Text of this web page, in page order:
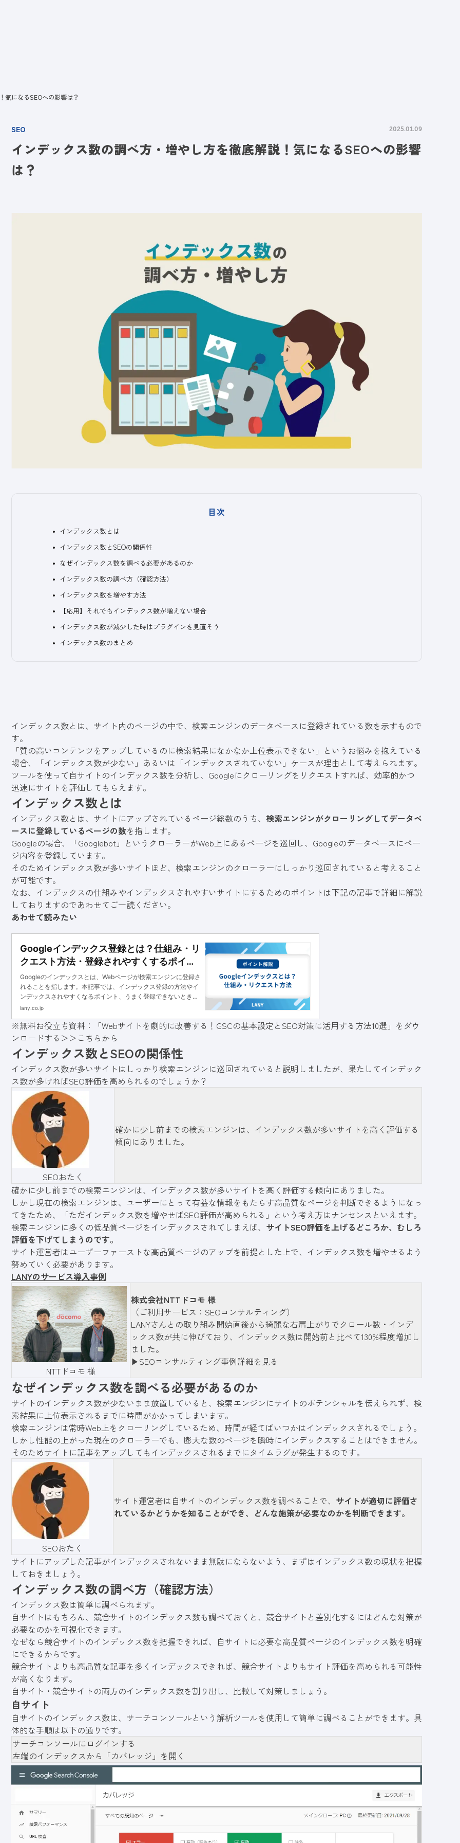
気になるSEOへの影響は？
SEO 2025.01.09
インデックス数の調べ方・増やし方を徹底解説！気になるSEOへの影響
は？
目次
インデックス数とは
インデックス数とSEOの関係性
なぜインデックス数を調べる必要があるのか
インデックス数の調べ方（確認方法）
インデックス数を増やす方法
【応用】それでもインデックス数が増えない場合
インデックス数が減少した時はプラグインを見直そう
インデックス数のまとめ
インデックス数とは、サイト内のページの中で、検索エンジンのデータベースに登録されている数を示すもので
す。
「質の高いコンテンツをアップしているのに検索結果になかなか上位表示できない」というお悩みを抱えている
場合、「インデックス数が少ない」あるいは「インデックスされていない」ケースが理由として考えられます。
ツールを使って自サイトのインデックス数を分析し、Googleにクローリングをリクエストすれば、効率的かつ
迅速にサイトを評価してもらえます。
インデックス数とは
インデックス数とは、サイトにアップされているページ総数のうち、 検索エンジンがクローリングしてデータベ
ースに登録しているページの数を指します。
Googleの場合、「Googlebot」というクローラーがWeb上にあるページを巡回し、Googleのデータベースにペー
ジ内容を登録しています。
そのためインデックス数が多いサイトほど、検索エンジンのクローラーにしっかり巡回されていると考えること
が可能です。
なお、インデックスの仕組みやインデックスされやすいサイトにするためのポイントは下記の記事で詳細に解説
しておりますのであわせてご一読ください。
あわせて読みたい
Googleインデックス登録とは？仕組み・リ
クエスト方法・登録されやすくするポイン
トまで解説
Googleのインデックスとは、Webページが検索エンジンに登録さ
れることを指します。本記事では、インデックス登録の方法やイ
ンデックスされやすくなるポイント、うまく登録できないときの
理由と対策を解説します。
lany.co.jp
※無料お役立ち資料：「Webサイトを劇的に改善する！GSCの基本設定とSEO対策に活用する方法10選」をダウ
ンロードする＞＞ こちらから
インデックス数とSEOの関係性
インデックス数が多いサイトはしっかり検索エンジンに巡回されていると説明しましたが、果たしてインデック
ス数が多ければSEO評価を高められるのでしょうか？
SEOおたく
確かに少し前までの検索エンジンは、インデックス数が多いサイトを高く評価する
傾向にありました。
確かに少し前までの検索エンジンは、インデックス数が多いサイトを高く評価する傾向にありました。
しかし現在の検索エンジンは、ユーザーにとって有益な情報をもたらす高品質なページを判断できるようになっ
てきたため、「ただインデックス数を増やせばSEO評価が高められる」という考え方はナンセンスといえます。
検索エンジンに多くの低品質ページをインデックスされてしまえば、 サイトSEO評価を上げるどころか、むしろ
評価を下げてしまうのです。
サイト運営者はユーザーファーストな高品質ページのアップを前提とした上で、インデックス数を増やせるよう
努めていく必要があります。
LANYのサービス導入事例
NTTドコモ 様
株式会社NTTドコモ 様
（ご利用サービス：SEOコンサルティング）
LANYさんとの取り組み開始直後から綺麗な右肩上がりでクロール数・インデ
ックス数が共に伸びており、インデックス数は開始前と比べて130%程度増加し
ました。
▶︎SEOコンサルティング事例詳細を見る
なぜインデックス数を調べる必要があるのか
サイトのインデックス数が少ないまま放置していると、検索エンジンにサイトのポテンシャルを伝えられず、検
索結果に上位表示されるまでに時間がかかってしまいます。
検索エンジンは常時Web上をクローリングしているため、時間が経てばいつかはインデックスされるでしょう。
しかし性能の上がった現在のクローラーでも、膨大な数のページを瞬時にインデックスすることはできません。
そのためサイトに記事をアップしてもインデックスされるまでにタイムラグが発生するのです。
SEOおたく
サイト運営者は自サイトのインデックス数を調べることで、 サイトが適切に評価さ
れているかどうかを知ることができ、どんな施策が必要なのかを判断できます。
サイトにアップした記事がインデックスされないまま無駄にならないよう、まずはインデックス数の現状を把握
しておきましょう。
インデックス数の調べ方（確認方法）
インデックス数は簡単に調べられます。
自サイトはもちろん、競合サイトのインデックス数も調べておくと、競合サイトと差別化するにはどんな対策が
必要なのかを可視化できます。
なぜなら競合サイトのインデックス数を把握できれば、自サイトに必要な高品質ページのインデックス数を明確
にできるからです。
競合サイトよりも高品質な記事を多くインデックスできれば、競合サイトよりもサイト評価を高められる可能性
が高くなります。
自サイト・競合サイトの両方のインデックス数を割り出し、比較して対策しましょう。
自サイト
自サイトのインデックス数は、サーチコンソールという解析ツールを使用して簡単に調べることができます。具
体的な手順は以下の通りです。
サーチコンソールにログインする
左端のインデックスから「カバレッジ」を開く